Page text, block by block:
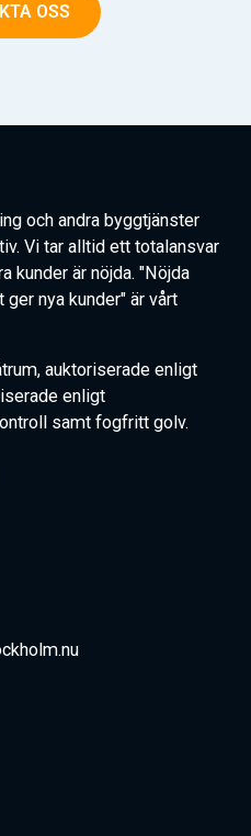
OSS
och andra byggtjänster
Vi tar alltid ett totalansvar
kunder är nöjda. "Nöjda
nya kunder" är vårt
auktoriserade enligt
enligt
samt fogfritt golv.